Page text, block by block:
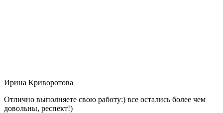
Ирина Криворотова
Отлично выполняете свою работу:) все остались более чем
довольны, респект!)